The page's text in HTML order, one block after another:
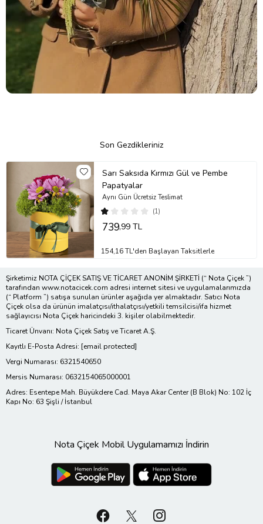
Son Gezdikleriniz
Sarı Saksıda Kırmızı Gül ve Pembe
Papatyalar
(1)
Aynı Gün Ücretsiz Teslimat
739,99 TL
154,16 TL'den Başlayan Taksitlerle
Şirketimiz NOTA ÇİÇEK SATIŞ VE TİCARET ANONİM ŞİRKETİ (“ Nota Çiçek ”)
tarafından www.notacicek.com adresi internet sitesi ve uygulamalarımızda
(“ Platform ”) satışa sunulan ürünler aşağıda yer almaktadır. Satıcı Nota
Çiçek olsa da ürünün imalatçısı/ithalatçısı/yetkili temsilcisi/ifa hizmet
sağlayıcısı Nota Çiçek haricindeki 3. kişiler olabilmektedir.
Ticaret Ünvanı: Nota Çiçek Satış ve Ticaret A.Ş.
Kayıtlı E-Posta Adresi: [email protected]
Vergi Numarası: 6321540650
Mersis Numarası: 0632154065000001
Adres: Esentepe Mah. Büyükdere Cad. Maya Akar Center (B Blok) No: 102 İç
Kapı No: 63 Şişli / İstanbul
Nota Çiçek Mobil Uygulamamızı İndirin